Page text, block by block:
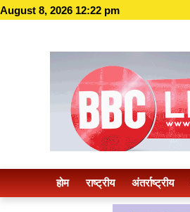
August 8, 2026 12:22 pm
होम राष्ट्रीय अंतर्राष्ट्रीय